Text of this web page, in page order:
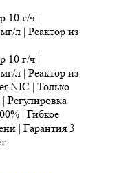
10 г/ч |
л | Реактор из
10 г/ч |
л | Реактор из
NIC | Только
Регулировка
| Гибкое
| Гарантия 3